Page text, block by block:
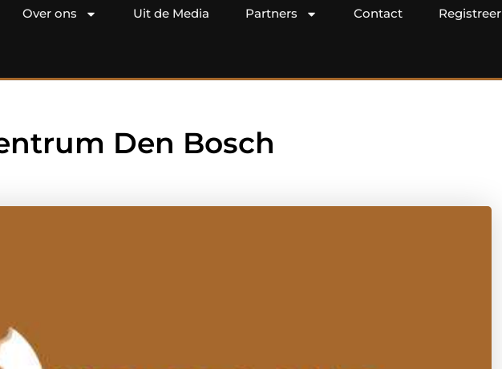
Over ons Uit de Media Partners Contact Registreer
Den Bosch